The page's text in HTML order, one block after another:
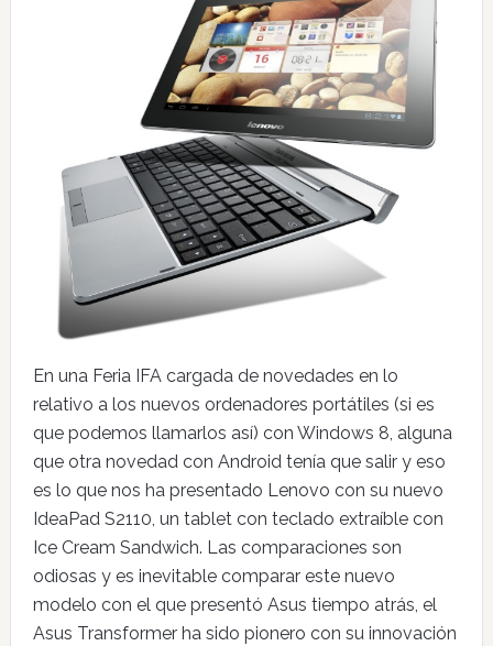
En una Feria IFA cargada de novedades en lo
relativo a los nuevos ordenadores portátiles (si es
que podemos llamarlos así) con Windows 8, alguna
que otra novedad con Android tenía que salir y eso
es lo que nos ha presentado Lenovo con su nuevo
IdeaPad S2110, un tablet con teclado extraíble con
Ice Cream Sandwich. Las comparaciones son
odiosas y es inevitable comparar este nuevo
modelo con el que presentó Asus tiempo atrás, el
Asus Transformer ha sido pionero con su innovación